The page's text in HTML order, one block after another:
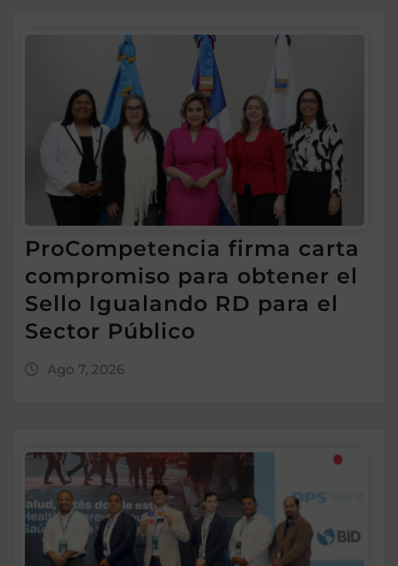
ProCompetencia firma carta
compromiso para obtener el
Sello Igualando RD para el
Sector Público
Ago 7, 2026